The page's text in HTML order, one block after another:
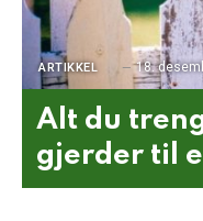
ARTIKKEL 18.
Alt du
gjerder til